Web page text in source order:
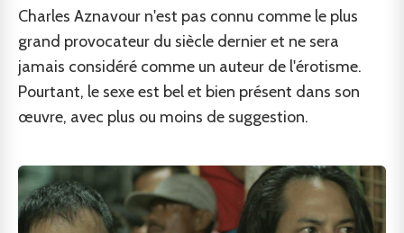
Charles Aznavour n'est pas connu comme le plus
grand provocateur du siècle dernier et ne sera
jamais considéré comme un auteur de l'érotisme.
Pourtant, le sexe est bel et bien présent dans son
œuvre, avec plus ou moins de suggestion.